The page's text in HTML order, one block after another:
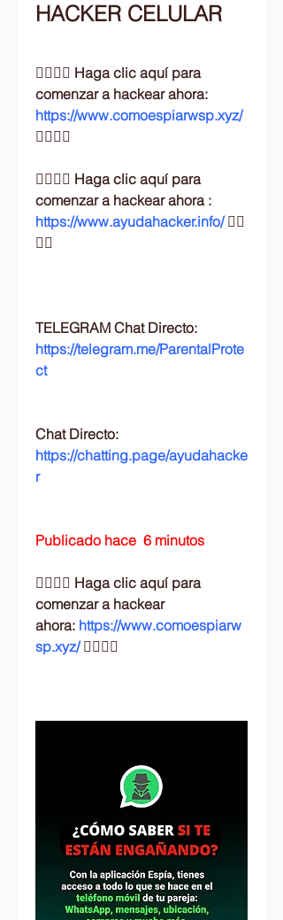
HACKER CELULAR
👉🏻👉🏻 Haga clic aquí para
comenzar a hackear ahora:
https://www.comoespiarwsp.xyz/
👈🏻👈🏻
👉🏻👉🏻 Haga clic aquí para
comenzar a hackear ahora :
https://www.ayudahacker.info/ 👈🏻
👈🏻
TELEGRAM Chat Directo:
https://telegram.me/ParentalProte
ct
Chat Directo:
https://chatting.page/ayudahacke
r
Publicado hace  6 minutos
👉🏻👉🏻 Haga clic aquí para
comenzar a hackear
ahora: https://www.comoespiarw
sp.xyz/ 👈🏻👈🏻